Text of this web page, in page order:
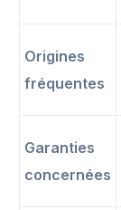
Origines
fréquentes
Garanties
concernées